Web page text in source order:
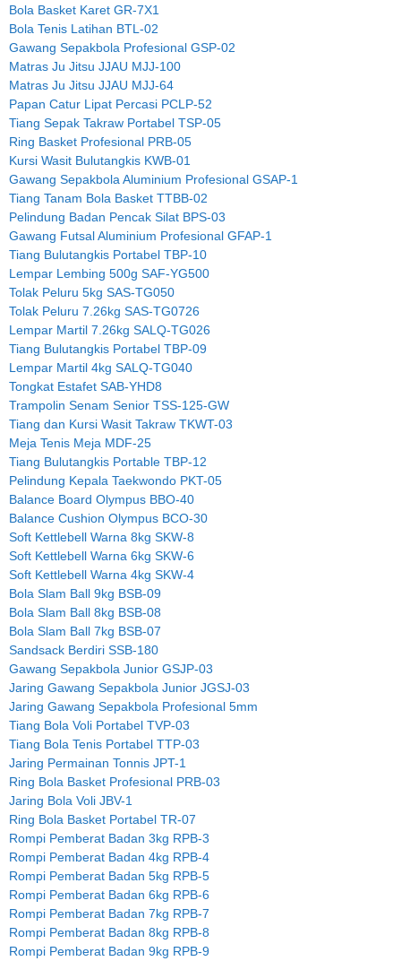
Bola Basket Karet GR-7X1
Bola Tenis Latihan BTL-02
Gawang Sepakbola Profesional GSP-02
Matras Ju Jitsu JJAU MJJ-100
Matras Ju Jitsu JJAU MJJ-64
Papan Catur Lipat Percasi PCLP-52
Tiang Sepak Takraw Portabel TSP-05
Ring Basket Profesional PRB-05
Kursi Wasit Bulutangkis KWB-01
Gawang Sepakbola Aluminium Profesional GSAP-1
Tiang Tanam Bola Basket TTBB-02
Pelindung Badan Pencak Silat BPS-03
Gawang Futsal Aluminium Profesional GFAP-1
Tiang Bulutangkis Portabel TBP-10
Lempar Lembing 500g SAF-YG500
Tolak Peluru 5kg SAS-TG050
Tolak Peluru 7.26kg SAS-TG0726
Lempar Martil 7.26kg SALQ-TG026
Tiang Bulutangkis Portabel TBP-09
Lempar Martil 4kg SALQ-TG040
Tongkat Estafet SAB-YHD8
Trampolin Senam Senior TSS-125-GW
Tiang dan Kursi Wasit Takraw TKWT-03
Meja Tenis Meja MDF-25
Tiang Bulutangkis Portable TBP-12
Pelindung Kepala Taekwondo PKT-05
Balance Board Olympus BBO-40
Balance Cushion Olympus BCO-30
Soft Kettlebell Warna 8kg SKW-8
Soft Kettlebell Warna 6kg SKW-6
Soft Kettlebell Warna 4kg SKW-4
Bola Slam Ball 9kg BSB-09
Bola Slam Ball 8kg BSB-08
Bola Slam Ball 7kg BSB-07
Sandsack Berdiri SSB-180
Gawang Sepakbola Junior GSJP-03
Jaring Gawang Sepakbola Junior JGSJ-03
Jaring Gawang Sepakbola Profesional 5mm
Tiang Bola Voli Portabel TVP-03
Tiang Bola Tenis Portabel TTP-03
Jaring Permainan Tonnis JPT-1
Ring Bola Basket Profesional PRB-03
Jaring Bola Voli JBV-1
Ring Bola Basket Portabel TR-07
Rompi Pemberat Badan 3kg RPB-3
Rompi Pemberat Badan 4kg RPB-4
Rompi Pemberat Badan 5kg RPB-5
Rompi Pemberat Badan 6kg RPB-6
Rompi Pemberat Badan 7kg RPB-7
Rompi Pemberat Badan 8kg RPB-8
Rompi Pemberat Badan 9kg RPB-9